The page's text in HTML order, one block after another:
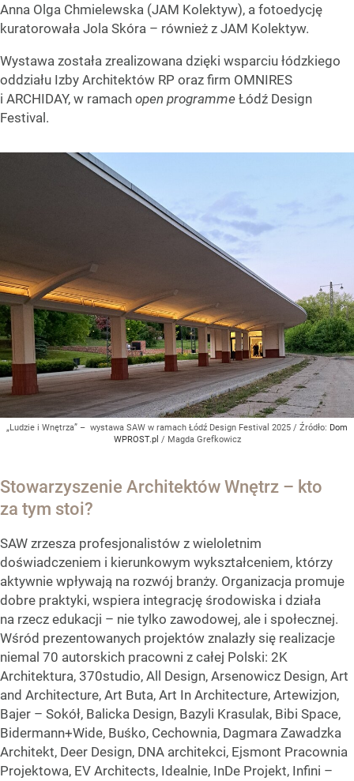
Anna Olga Chmielewska (JAM Kolektyw), a fotoedycję
kuratorowała Jola Skóra – również z JAM Kolektyw.
Wystawa została zrealizowana dzięki wsparciu łódzkiego
oddziału Izby Architektów RP oraz firm OMNIRES
i ARCHIDAY, w ramach open programme Łódź Design
Festival.
„Ludzie i Wnętrza” – wystawa SAW w ramach Łódź Design Festival 2025 / Źródło: Dom
WPROST.pl / Magda Grefkowicz
Stowarzyszenie Architektów Wnętrz – kto
za tym stoi?
SAW zrzesza profesjonalistów z wieloletnim
doświadczeniem i kierunkowym wykształceniem, którzy
aktywnie wpływają na rozwój branży. Organizacja promuje
dobre praktyki, wspiera integrację środowiska i działa
na rzecz edukacji – nie tylko zawodowej, ale i społecznej.
Wśród prezentowanych projektów znalazły się realizacje
niemal 70 autorskich pracowni z całej Polski: 2K
Architektura, 370studio, All Design, Arsenowicz Design, Art
and Architecture, Art Buta, Art In Architecture, Artewizjon,
Bajer – Sokół, Balicka Design, Bazyli Krasulak, Bibi Space,
Bidermann+Wide, Buśko, Cechownia, Dagmara Zawadzka
Architekt, Deer Design, DNA architekci, Ejsmont Pracownia
Projektowa, EV Architects, Idealnie, InDe Projekt, Infini –